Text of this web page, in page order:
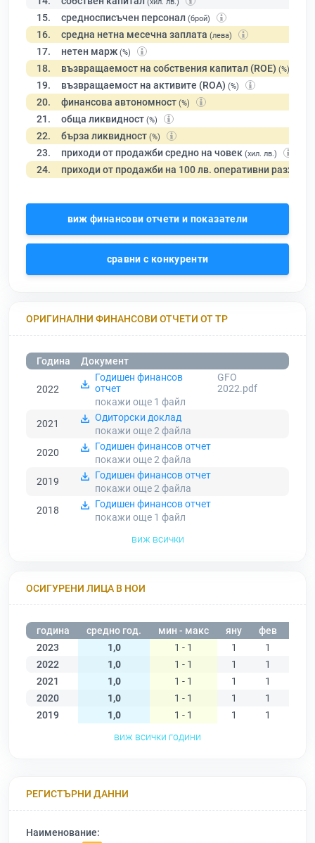
(хил. лв.)
15. средносписъчен персонал (брой)
16. средна нетна месечна заплата (лева)
17. нетен марж (%)
18. възвращаемост на собствения капитал (ROE) (%)
19. възвращаемост на активите (ROA) (%)
20. финансова автономност (%)
21. обща ликвидност (%)
22. бърза ликвидност (%)
23. приходи от продажби средно на човек (хил. лв.)
24. приходи от продажби на 100 лв. оперативни разходи
виж финансови отчети и показатели
сравни с конкуренти
ОРИГИНАЛНИ ФИНАНСОВИ ОТЧЕТИ ОТ ТР
Година Документ
2022
Годишен финансов
отчет
GFO
2022.pdf
покажи още 1 файл
2021
Одиторски доклад
покажи още 2файла
2020
Годишен финансов отчет
покажи още 2файла
2019
Годишен финансов отчет
покажи още 2файла
2018
Годишен финансов отчет
покажи още 1 файл
виж всички
ОСИГУРЕНИ ЛИЦА В НОИ
година средно год. мин - макс яну фев
2023
1,0 1 - 1 1
1
2022
1,0 1 - 1 1 1
2021
1,0 1 - 1 1 1
2020
1,0 1 - 1 1 1
2019
1,0 1 - 1 1 1
виж всички години
РЕГИСТЪРНИ ДАННИ
Наименование: